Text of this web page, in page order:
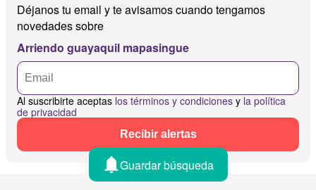
Déjanos tu email y te avisamos cuando tengamos
novedades sobre
Arriendo guayaquil mapasingue
Al suscribirte aceptas los términos y condiciones y la política
de privacidad
Recibir alertas
Guardar búsqueda